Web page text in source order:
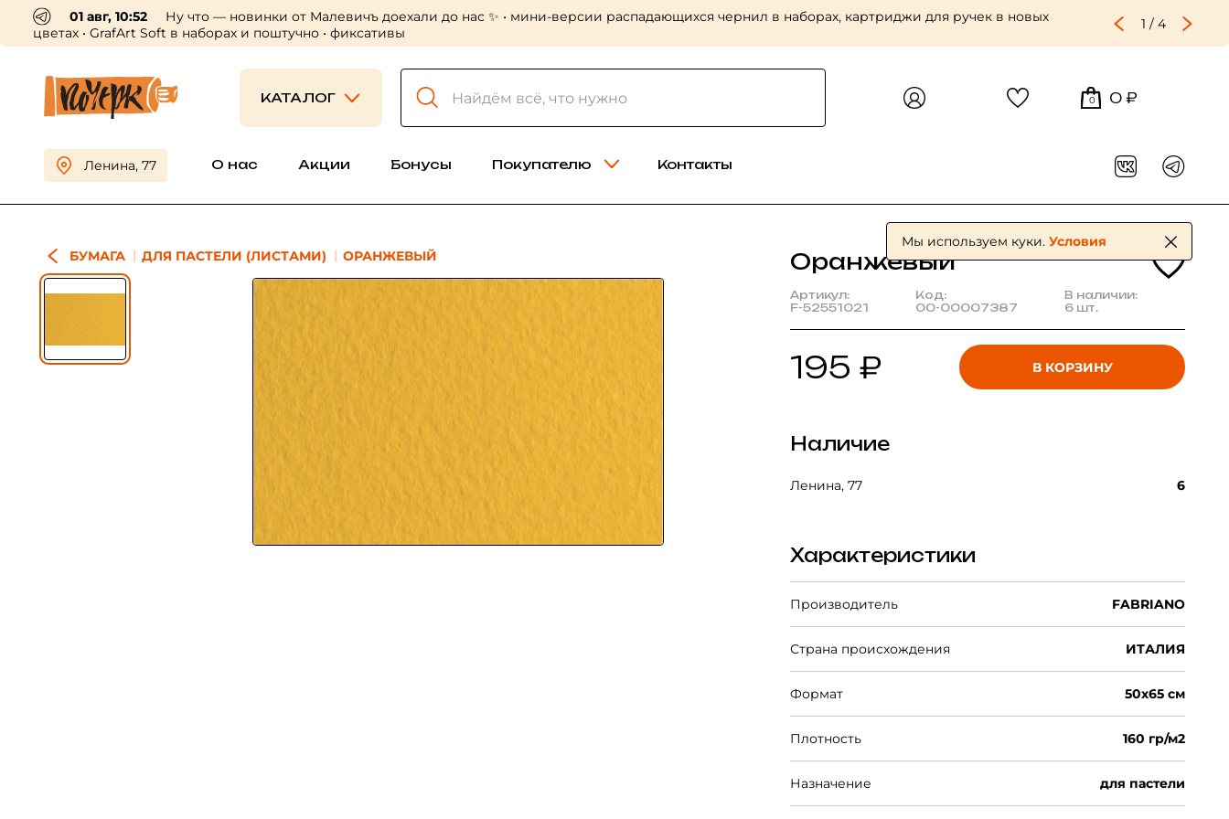
01 авг, 10:52
Ну что — новинки от Малевичъ доехали до нас ✨ • мини-версии распадающихся чернил в наборах, картриджи для ручек в новых
цветах • GrafArt Soft в наборах и поштучно • фиксативы
1 / 4
КАТАЛОГ 0 0 ₽
Ленина, 77 О нас Акции Бонусы Покупателю Контакты
БУМАГА ДЛЯ ПАСТЕЛИ (ЛИСТАМИ) ОРАНЖЕВЫЙ Оранжевый
Артикул:
F-52551021
Код:
00-00007387
В наличии:
6 шт.
195 ₽ В КОРЗИНУ
Наличие
Ленина, 77 6
Характеристики
Производитель FABRIANO
Страна происхождения ИТАЛИЯ
Формат 50х65 см
Плотность 160 гр/м2
Назначение для пастели
Мы используем куки. Условия